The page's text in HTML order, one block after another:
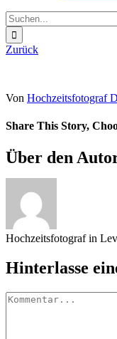
Suche
nach:
Zurück
Von Hochzeitsfotograf
Share This Story,
Sharing_facebook
Sharing_twitter
Sharing_reddit
Über den
Hochzeitsfotograf in
Hinterlasse
Kommentar